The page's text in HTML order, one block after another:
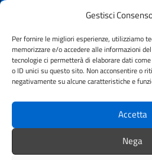
Gestisci
Per fornire le migliori esperienze, utilizziamo
memorizzare e/o accedere alle informazioni
tecnologie ci permetterà di elaborare dati
o ID unici su questo sito. Non acconsentire o
negativamente su alcune caratteristiche e
Accetta
Nega
Prenotazione appuntamento
Segnalazione disservizio
Amministrazione Trasparente
Albo Pretorio
Informativa privacy
Note legali
Dichiarazione di accessibilità
Feedback accessibilità